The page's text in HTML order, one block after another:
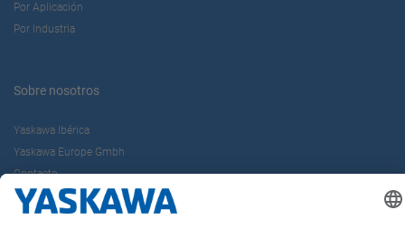
Por Aplicación
Por Industria
Sobre nosotros
Yaskawa Ibérica
Yaskawa Europe Gmbh
Contacto